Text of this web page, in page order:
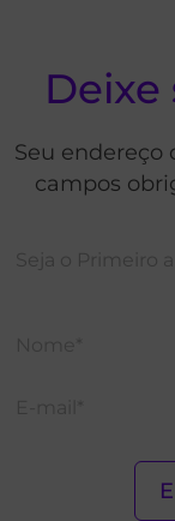
Seu endereço
campos